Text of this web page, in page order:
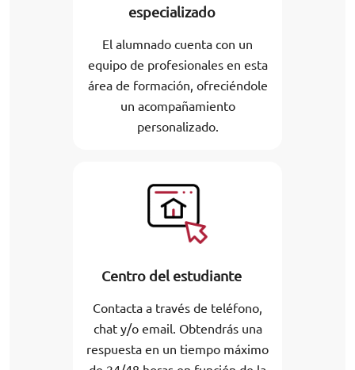
especializado
El alumnado cuenta con un
equipo de profesionales en esta
área de formación, ofreciéndole
un acompañamiento
personalizado.
Centro del estudiante
Contacta a través de teléfono,
chat y/o email. Obtendrás una
respuesta en un tiempo máximo